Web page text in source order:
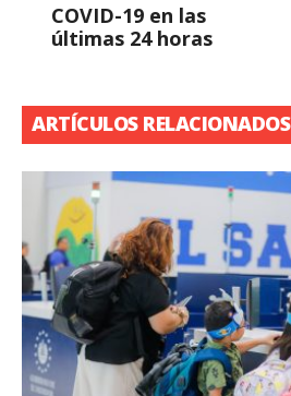
COVID-19 en las
últimas 24 horas
ARTÍCULOS RELACIONADOS